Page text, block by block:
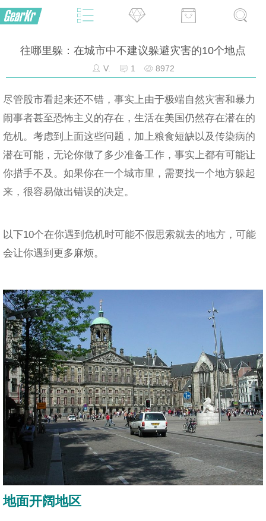
往哪里躲：在城市中不建议躲避灾害的10个地点
V. 1 8972
尽管股市看起来还不错，事实上由于极端自然灾害和暴力
闹事者甚至恐怖主义的存在，生活在美国仍然存在潜在的
危机。考虑到上面这些问题，加上粮食短缺以及传染病的
潜在可能，无论你做了多少准备工作，事实上都有可能让
你措手不及。如果你在一个城市里，需要找一个地方躲起
来，很容易做出错误的决定。
以下10个在你遇到危机时可能不假思索就去的地方，可能
会让你遇到更多麻烦。
地面开阔地区